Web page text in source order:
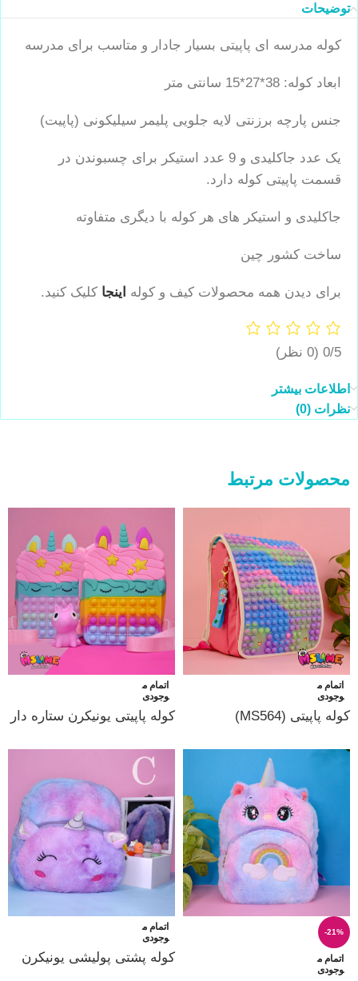
توضیحات
کوله مدرسه ای پاپیتی بسیار جادار و متاسب برای مدرسه
ابعاد کوله: 38*27*15 سانتی متر
جنس پارچه برزنتی لایه جلویی پلیمر سیلیکونی (پاپیت)
یک عدد جاکلیدی و 9 عدد استیکر برای چسبوندن در
قسمت پاپیتی کوله دارد.
جاکلیدی و استیکر های هر کوله با دیگری متفاوته
ساخت کشور چین
برای دیدن همه محصولات کیف و کوله اینجا کلیک کنید.
0/5 (0 نظر)
اطلاعات بیشتر
نظرات (0)
محصولات مرتبط
اتمام م
وجودی
کوله پاپیتی (MS564)
اتمام م
وجودی
کوله پاپیتی یونیکرن ستاره دار
-21%
اتمام م
وجودی
اتمام م
وجودی
کوله پشتی پولیشی یونیکرن